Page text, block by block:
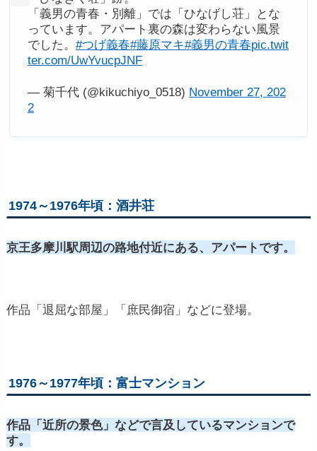
「義男の青春・別離」では「ひなげし荘」とな
っています。アパート裏の森は変わらない風景
でした。 #つげ義春#藤原マキ#義男の青春pic.twit
ter.com/UwYvucpJNF
— 菊千代 (@kikuchiyo_0518) November 27, 202
2
1974～1976年頃：酒井荘
京王多摩川駅周辺の路地付近にある、アパートです。
作品「退屈な部屋」「庶民御宿」などに登場。
1976～1977年頃：富士マンション
作品「近所の景色」などで言及しているマンションで
す。